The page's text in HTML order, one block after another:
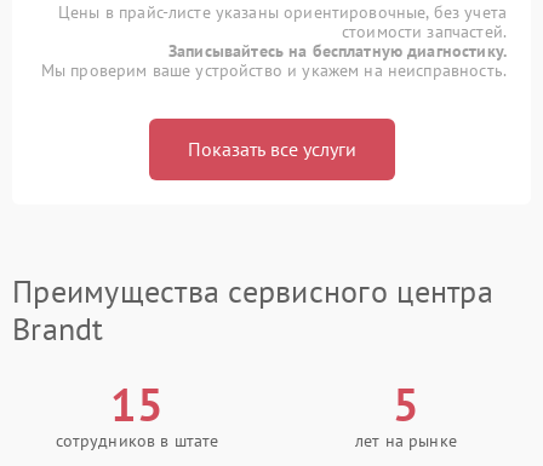
Цены в прайс-листе указаны ориентировочные, без учета
стоимости запчастей.
Записывайтесь на бесплатную диагностику.
Мы проверим ваше устройство и укажем на неисправность.
Показать все услуги
Преимущества сервисного центра
Brandt
15
сотрудников в штате
5
лет на рынке